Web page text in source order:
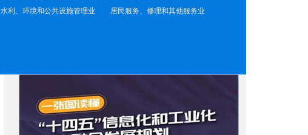
水利、环境和公共设施管理业
居民服务、修理和其他服务业